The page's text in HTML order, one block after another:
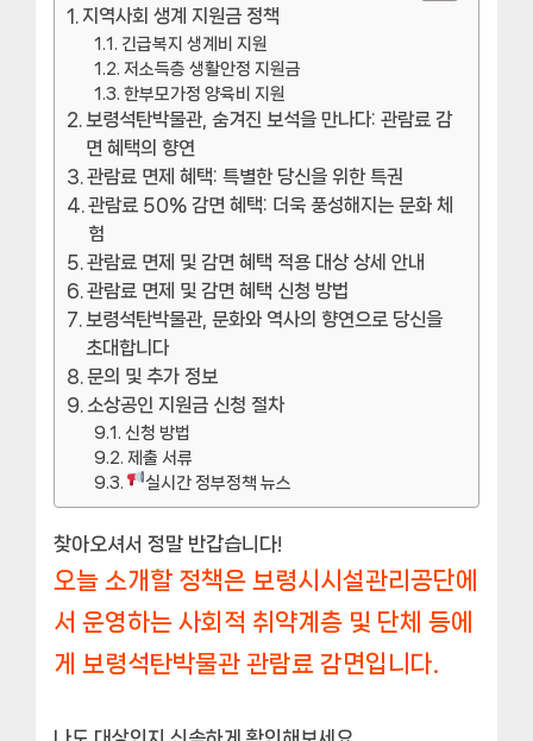
지역사회 생계 지원금 정책
긴급복지 생계비 지원
저소득층 생활안정 지원금
한부모가정 양육비 지원
보령석탄박물관, 숨겨진 보석을 만나다: 관람료 감
면 혜택의 향연
관람료 면제 혜택: 특별한 당신을 위한 특권
관람료 50% 감면 혜택: 더욱 풍성해지는 문화 체
험
관람료 면제 및 감면 혜택 적용 대상 상세 안내
관람료 면제 및 감면 혜택 신청 방법
보령석탄박물관, 문화와 역사의 향연으로 당신을
초대합니다
문의 및 추가 정보
소상공인 지원금 신청 절차
신청 방법
제출 서류
실시간 정부정책 뉴스
찾아오셔서 정말 반갑습니다!
오늘 소개할 정책은 보령시시설관리공단에
서 운영하는 사회적 취약계층 및 단체 등에
게 보령석탄박물관 관람료 감면입니다.